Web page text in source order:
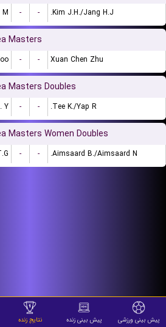
- - Kim J.H./Jang H.J.
Masters
- - Xuan Chen Zhu
Masters Doubles
- - Tee K./Yap R.
Masters Women Doubles
- - Aimsaard B./Aimsaard N.
پیش بینی ورزشی پیش بینی زنده نتایج زنده